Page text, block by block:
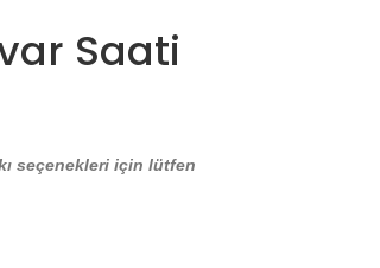
Saati
seçenekleri için lütfen